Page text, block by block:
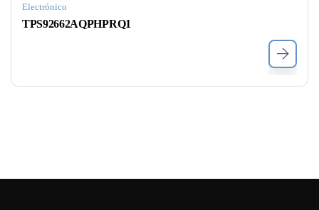
Electrónico
TPS92662AQPHPRQ1